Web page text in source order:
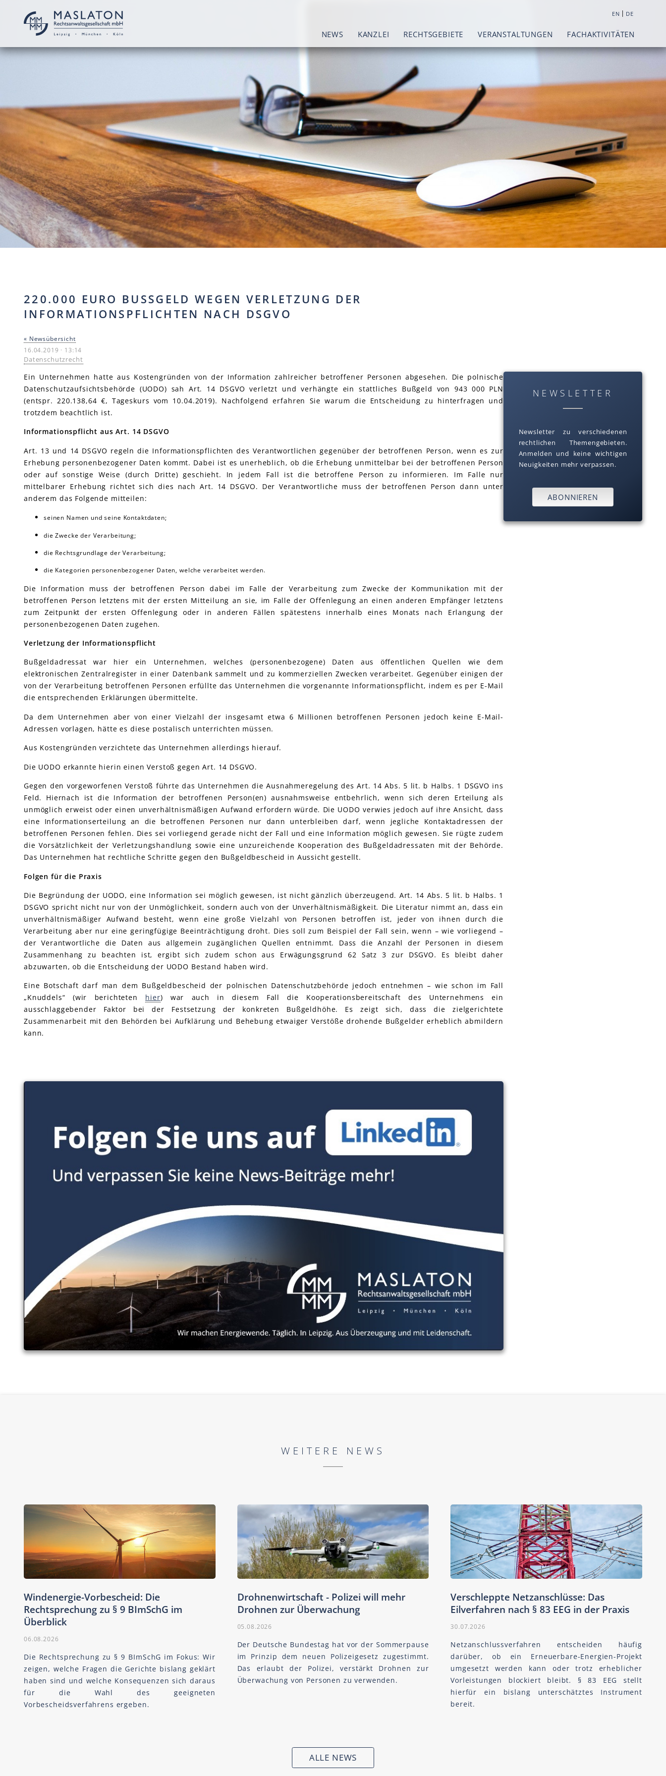
NEWS KANZLEI RECHTSGEBIETE VERANSTALTUNGEN FACHAKTIVITÄTEN
EN | DE
220.000 EURO BUSSGELD WEGEN VERLETZUNG DER I
NFORMATIONSPFLICHTEN NACH DSGVO
« Newsübersicht
16.04.2019 · 13:14
Datenschutzrecht
Ein Unternehmen hatte aus Kostengründen von der Information zahlreicher betroffener Personen abgesehen. Die polnische
Datenschutzaufsichtsbehörde (UODO) sah Art. 14 DSGVO verletzt und verhängte ein stattliches Bußgeld von 943 000 PLN
(entspr. 220.138,64 €, Tageskurs vom 10.04.2019). Nachfolgend erfahren Sie warum die Entscheidung zu hinterfragen und
trotzdem beachtlich ist.
Informationspflicht aus Art. 14 DSGVO
Art. 13 und 14 DSGVO regeln die Informationspflichten des Verantwortlichen gegenüber der betroffenen Person, wenn es zur
Erhebung personenbezogener Daten kommt. Dabei ist es unerheblich, ob die Erhebung unmittelbar bei der betroffenen Person
oder auf sonstige Weise (durch Dritte) geschieht. In jedem Fall ist die betroffene Person zu informieren. Im Falle nur
mittelbarer Erhebung richtet sich dies nach Art. 14 DSGVO. Der Verantwortliche muss der betroffenen Person dann unter
anderem das Folgende mitteilen:
seinen Namen und seine Kontaktdaten;
die Zwecke der Verarbeitung;
die Rechtsgrundlage der Verarbeitung;
die Kategorien personenbezogener Daten, welche verarbeitet werden.
Die Information muss der betroffenen Person dabei im Falle der Verarbeitung zum Zwecke der Kommunikation mit der
betroffenen Person letztens mit der ersten Mitteilung an sie, im Falle der Offenlegung an einen anderen Empfänger letztens
zum Zeitpunkt der ersten Offenlegung oder in anderen Fällen spätestens innerhalb eines Monats nach Erlangung der
personenbezogenen Daten zugehen.
Verletzung der Informationspflicht
Bußgeldadressat war hier ein Unternehmen, welches (personenbezogene) Daten aus öffentlichen Quellen wie dem
elektronischen Zentralregister in einer Datenbank sammelt und zu kommerziellen Zwecken verarbeitet. Gegenüber einigen der
von der Verarbeitung betroffenen Personen erfüllte das Unternehmen die vorgenannte Informationspflicht, indem es per E-Mail
die entsprechenden Erklärungen übermittelte.
Da dem Unternehmen aber von einer Vielzahl der insgesamt etwa 6 Millionen betroffenen Personen jedoch keine E-Mail-
Adressen vorlagen, hätte es diese postalisch unterrichten müssen.
Aus Kostengründen verzichtete das Unternehmen allerdings hierauf.
Die UODO erkannte hierin einen Verstoß gegen Art. 14 DSGVO.
Gegen den vorgeworfenen Verstoß führte das Unternehmen die Ausnahmeregelung des Art. 14 Abs. 5 lit. b Halbs. 1 DSGVO ins
Feld. Hiernach ist die Information der betroffenen Person(en) ausnahmsweise entbehrlich, wenn sich deren Erteilung als
unmöglich erweist oder einen unverhältnismäßigen Aufwand erfordern würde. Die UODO verwies jedoch auf ihre Ansicht, dass
eine Informationserteilung an die betroffenen Personen nur dann unterbleiben darf, wenn jegliche Kontaktadressen der
betroffenen Personen fehlen. Dies sei vorliegend gerade nicht der Fall und eine Information möglich gewesen. Sie rügte zudem
die Vorsätzlichkeit der Verletzungshandlung sowie eine unzureichende Kooperation des Bußgeldadressaten mit der Behörde.
Das Unternehmen hat rechtliche Schritte gegen den Bußgeldbescheid in Aussicht gestellt.
Folgen für die Praxis
Die Begründung der UODO, eine Information sei möglich gewesen, ist nicht gänzlich überzeugend. Art. 14 Abs. 5 lit. b Halbs. 1
DSGVO spricht nicht nur von der Unmöglichkeit, sondern auch von der Unverhältnismäßigkeit. Die Literatur nimmt an, dass ein
unverhältnismäßiger Aufwand besteht, wenn eine große Vielzahl von Personen betroffen ist, jeder von ihnen durch die
Verarbeitung aber nur eine geringfügige Beeinträchtigung droht. Dies soll zum Beispiel der Fall sein, wenn – wie vorliegend –
der Verantwortliche die Daten aus allgemein zugänglichen Quellen entnimmt. Dass die Anzahl der Personen in diesem
Zusammenhang zu beachten ist, ergibt sich zudem schon aus Erwägungsgrund 62 Satz 3 zur DSGVO. Es bleibt daher
abzuwarten, ob die Entscheidung der UODO Bestand haben wird.
Eine Botschaft darf man dem Bußgeldbescheid der polnischen Datenschutzbehörde jedoch entnehmen – wie schon im Fall
„Knuddels“ (wir berichteten hier) war auch in diesem Fall die Kooperationsbereitschaft des Unternehmens ein
ausschlaggebender Faktor bei der Festsetzung der konkreten Bußgeldhöhe. Es zeigt sich, dass die zielgerichtete
Zusammenarbeit mit den Behörden bei Aufklärung und Behebung etwaiger Verstöße drohende Bußgelder erheblich abmildern
kann.
NEWSLETTER
Newsletter zu verschiedenen
rechtlichen Themengebieten.
Anmelden und keine wichtigen
Neuigkeiten mehr verpassen.
ABONNIEREN
WEITERE NEWS
Windenergie-Vorbescheid: Die
Rechtsprechung zu § 9 BImSchG im
Überblick
06.08.2026
Die Rechtsprechung zu § 9 BImSchG im Fokus: Wir
zeigen, welche Fragen die Gerichte bislang geklärt
haben sind und welche Konsequenzen sich daraus
für die Wahl des geeigneten
Vorbescheidsverfahrens ergeben.
Drohnenwirtschaft - Polizei will mehr
Drohnen zur Überwachung
05.08.2026
Der Deutsche Bundestag hat vor der Sommerpause
im Prinzip dem neuen Polizeigesetz zugestimmt.
Das erlaubt der Polizei, verstärkt Drohnen zur
Überwachung von Personen zu verwenden.
Verschleppte Netzanschlüsse: Das
Eilverfahren nach § 83 EEG in der Praxis
30.07.2026
Netzanschlussverfahren entscheiden häufig
darüber, ob ein Erneuerbare-Energien-Projekt
umgesetzt werden kann oder trotz erheblicher
Vorleistungen blockiert bleibt. § 83 EEG stellt
hierfür ein bislang unterschätztes Instrument
bereit.
ALLE NEWS